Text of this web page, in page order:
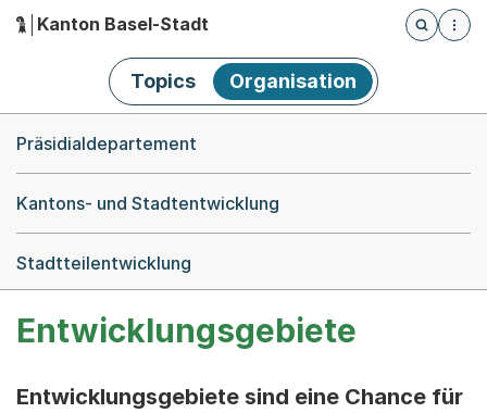
Hauptnavigation
Kanton Basel-Stadt
Öffnet
Topics Organisation
Präsidialdepartement
Kantons- und Stadtentwicklung
Stadtteilentwicklung
Entwicklungsgebiete
Entwicklungsgebiete sind eine Chance für